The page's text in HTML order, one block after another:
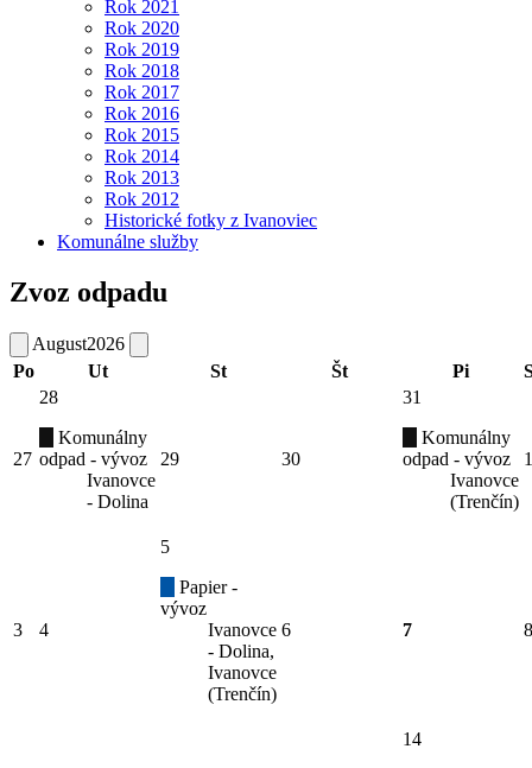
Rok 2021
Rok 2020
Rok 2019
Rok 2018
Rok 2017
Rok 2016
Rok 2015
Rok 2014
Rok 2013
Rok 2012
Historické fotky z Ivanoviec
Komunálne služby
Zvoz odpadu
August2026
Po
Ut St Št Pi
27
28
Komunálny
odpad - vývoz
Ivanovce
- Dolina
29 30
31
Komunálny
odpad - vývoz
Ivanovce
(Trenčín)
1
3 4
5
Papier -
vývoz
Ivanovce
- Dolina,
Ivanovce
(Trenčín)
6 7 8
14